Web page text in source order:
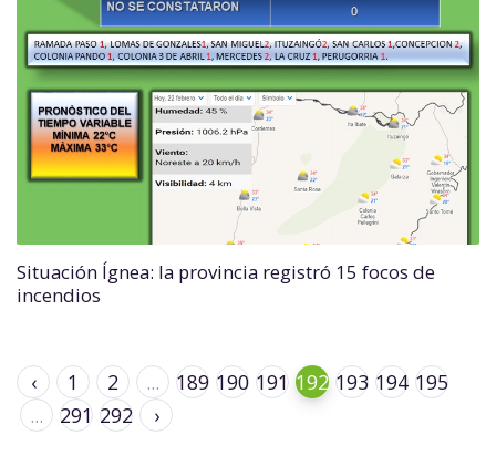
Situación Ígnea: la provincia registró 15 focos de
incendios
‹ 1 2 ... 189 190 191 192 193 194 195
...
291 292 ›